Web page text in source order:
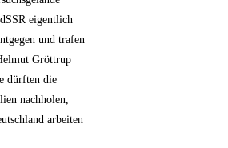
eigentlich
und trafen
Gröttrup
dürften die
nachholen,
arbeiten